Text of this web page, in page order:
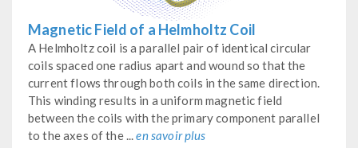
Magnetic Field of a Helmholtz Coil
A Helmholtz coil is a parallel pair of identical circular
coils spaced one radius apart and wound so that the
current flows through both coils in the same direction.
This winding results in a uniform magnetic field
between the coils with the primary component parallel
to the axes of the ...en savoir plus